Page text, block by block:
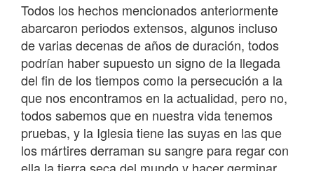
Todos los hechos mencionados anteriormente
abarcaron periodos extensos, algunos incluso
de varias decenas de años de duración, todos
podrían haber supuesto un signo de la llegada
del fin de los tiempos como la persecución a la
que nos encontramos en la actualidad, pero no,
todos sabemos que en nuestra vida tenemos
pruebas, y la Iglesia tiene las suyas en las que
los mártires derraman su sangre para regar con